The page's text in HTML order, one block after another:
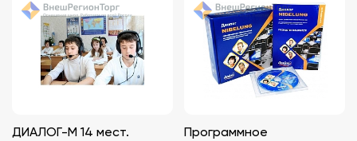
ДИАЛОГ-М 14 мест.
Программное